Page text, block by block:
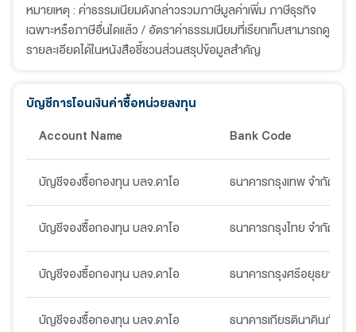
หมายเหตุ : ค่าธรรมเนียมดังกล่าวรวมภาษีมูลค่าเพิ่ม ภาษีธุรกิจ
เฉพาะหรือภาษีอื่นใดแล้ว / อัตราค่าธรรมเนียมที่เรียกเก็บสามารถดู
รายละเอียดได้ในหนังสือชี้ชวนส่วนสรุปข้อมูลสำคัญ
บัญชีการโอนเงินค่าซื้อหน่วยลงทุน
Account Name
Bank Code
บัญชีจองซื้อกองทุน บลจ.ดาโอ ธนาคารกรุงเทพ จำกัด (ม
บัญชีจองซื้อกองทุน บลจ.ดาโอ ธนาคารกรุงไทย จำกัด (ม
บัญชีจองซื้อกองทุน บลจ.ดาโอ ธนาคารกรุงศรีอยุธยา จำ
บัญชีจองซื้อกองทุน บลจ.ดาโอ ธนาคารเกียรตินาคินภัทร